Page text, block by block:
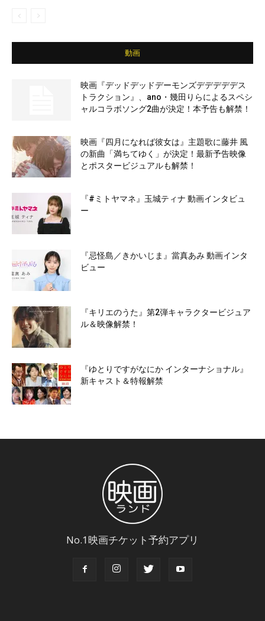
動画
映画『デッドデッドデーモンズデデデデデス
トラクション』、ano・幾田りらによるスペシ
ャルコラボソング2曲が決定！本予告も解禁！
映画『四月になれば彼女は』主題歌に藤井 風
の新曲「満ちてゆく」が決定！最新予告映像
とポスタービジュアルも解禁！
『#ミトヤマネ』玉城ティナ 動画インタビュ
ー
『忌怪島／きかいじま』當真あみ 動画インタ
ビュー
『キリエのうた』第2弾キャラクタービジュア
ル＆映像解禁！
『ゆとりですがなにか インターナショナル』
新キャスト＆特報解禁
No.1映画チケット予約アプリ